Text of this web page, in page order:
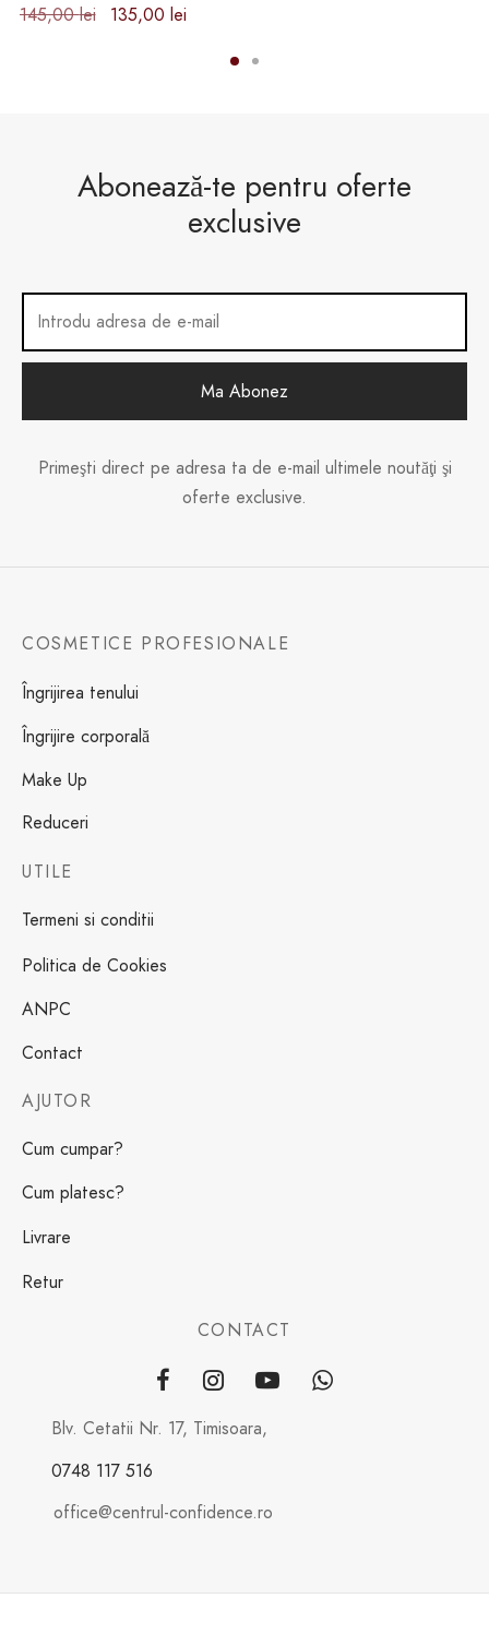
145,00lei
Prețul
135,00 lei
Abonează-te pentru oferte
exclusive
Primeşti direct pe adresa ta de e-mail ultimele noutăţi şi
oferte exclusive.
COSMETICE PROFESIONALE
Îngrijirea tenului
Îngrijire corporală
Make Up
Reduceri
UTILE
Termeni si conditii
Politica de Cookies
ANPC
Contact
AJUTOR
Cum cumpar?
Cum platesc?
Livrare
Retur
CONTACT
Blv. Cetatii Nr. 17, Timisoara,
0748 117 516
office@centrul-confidence.ro